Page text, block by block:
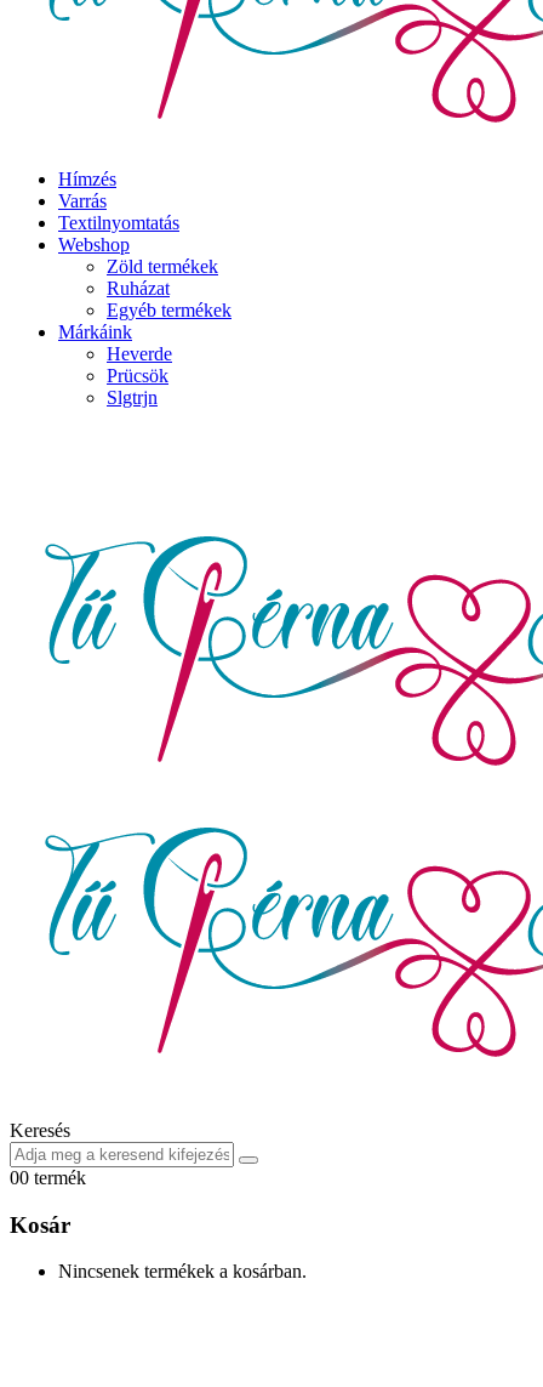
Hímzés
Varrás
Textilnyomtatás
Webshop
Zöld termékek
Ruházat
Egyéb termékek
Márkáink
Heverde
Prücsök
Slgtrjn
Keresés
00 termék
Kosár
Nincsenek termékek a kosárban.